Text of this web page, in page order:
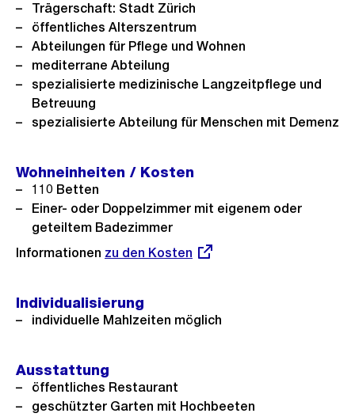
r
i
g
e
s
i
G
s
Trägerschaft: Stadt Zürich
öffentliches Alterszentrum
Abteilungen für Pflege und Wohnen
mediterrane Abteilung
spezialisierte medizinische Langzeitpflege und
Betreuung
spezialisierte Abteilung für Menschen mit Demenz
Wohneinheiten / Kosten
110 Betten
Einer- oder Doppelzimmer mit eigenem oder
geteiltem Badezimmer
Informationen Externer
zu den Kosten
Individualisierung
individuelle Mahlzeiten möglich
Ausstattung
öffentliches Restaurant
geschützter Garten mit Hochbeeten